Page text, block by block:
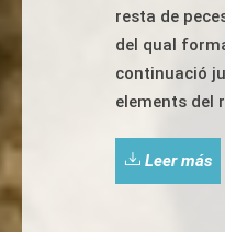
resta de
del qual
continuació
elements del
Leer más